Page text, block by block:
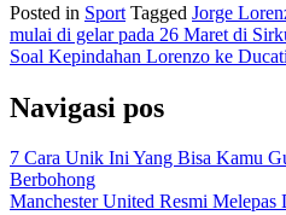
Posted in Sport Tagged Jorge
mulai di gelar pada 26 Maret di
Soal Kepindahan Lorenzo ke Ducati
Navigasi pos
7 Cara Unik Ini Yang Bisa Kamu
Berbohong
Manchester United Resmi